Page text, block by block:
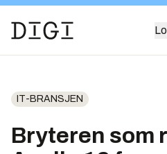
IT-BRANSJEN
Bryteren som